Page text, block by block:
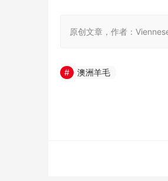
原创文章，作者：
澳洲羊毛